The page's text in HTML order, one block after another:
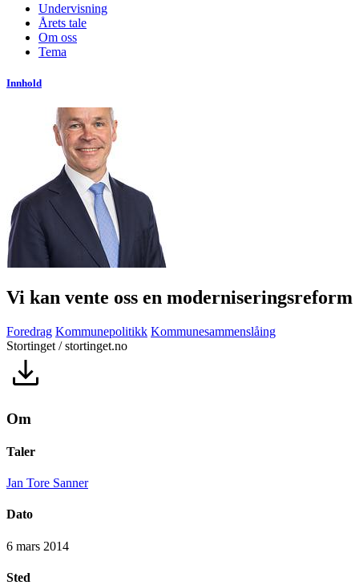
Undervisning
Årets tale
Om oss
Tema
Innhold
Vi kan vente oss en moderniseringsreform
Foredrag Kommunepolitikk Kommunesammenslåing
Stortinget / stortinget.no
Om
Taler
Jan Tore Sanner
Dato
6 mars 2014
Sted